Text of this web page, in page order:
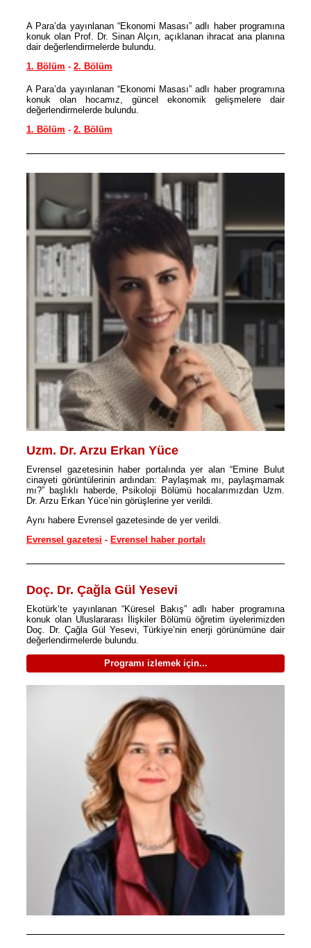
A Para’da yayınlanan “Ekonomi Masası” adlı haber programına
konuk olan Prof. Dr. Sinan Alçın, açıklanan ihracat ana planına
dair değerlendirmelerde bulundu.
1. Bölüm - 2. Bölüm
A Para’da yayınlanan “Ekonomi Masası” adlı haber programına
konuk olan hocamız, güncel ekonomik gelişmelere dair
değerlendirmelerde bulundu.
1. Bölüm - 2. Bölüm
Uzm. Dr. Arzu Erkan Yüce
Evrensel gazetesinin haber portalında yer alan “Emine Bulut
cinayeti görüntülerinin ardından: Paylaşmak mı, paylaşmamak
mı?” başlıklı haberde, Psikoloji Bölümü hocalarımızdan Uzm.
Dr. Arzu Erkan Yüce’nin görüşlerine yer verildi.
Aynı habere Evrensel gazetesinde de yer verildi.
Evrensel gazetesi - Evrensel haber portalı
Doç. Dr. Çağla Gül Yesevi
Ekotürk’te yayınlanan “Küresel Bakış” adlı haber programına
konuk olan Uluslararası İlişkiler Bölümü öğretim üyelerimizden
Doç. Dr. Çağla Gül Yesevi, Türkiye’nin enerji görünümüne dair
değerlendirmelerde bulundu.
Programı izlemek için...